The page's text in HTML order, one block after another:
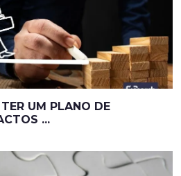
UM PLANO DE
...